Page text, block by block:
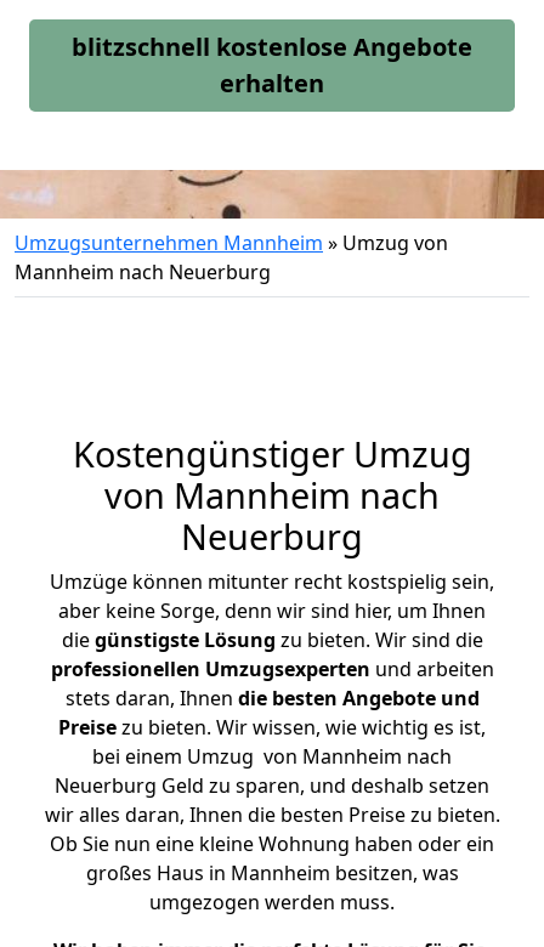
blitzschnell kostenlose Angebote
erhalten
Umzugsunternehmen Mannheim » Umzug von
Mannheim nach Neuerburg
Kostengünstiger Umzug
von Mannheim nach
Neuerburg
Umzüge können mitunter recht kostspielig sein,
aber keine Sorge, denn wir sind hier, um Ihnen
diegünstigste Lösung zu bieten. Wir sind die
professionellen Umzugsexperten und arbeiten
stets daran, Ihnen die besten Angebote und
Preisezu bieten. Wir wissen, wie wichtig es ist,
bei einem Umzug von Mannheim nach
Neuerburg Geld zu sparen, und deshalb setzen
wir alles daran, Ihnen die besten Preise zu bieten.
Ob Sie nun eine kleine Wohnung haben oder ein
großes Haus in Mannheim besitzen, was
umgezogen werden muss.